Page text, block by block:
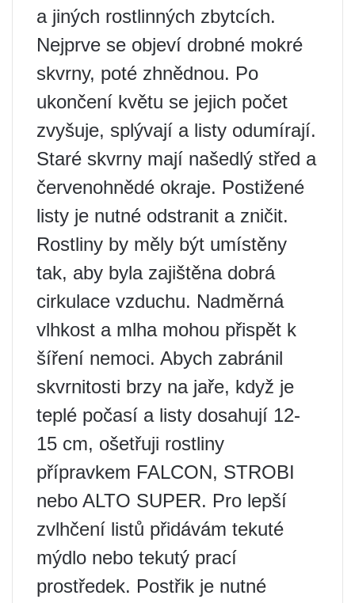
a jiných rostlinných zbytcích.
Nejprve se objeví drobné mokré
skvrny, poté zhnědnou. Po
ukončení květu se jejich počet
zvyšuje, splývají a listy odumírají.
Staré skvrny mají našedlý střed a
červenohnědé okraje. Postižené
listy je nutné odstranit a zničit.
Rostliny by měly být umístěny
tak, aby byla zajištěna dobrá
cirkulace vzduchu. Nadměrná
vlhkost a mlha mohou přispět k
šíření nemoci. Abych zabránil
skvrnitosti brzy na jaře, když je
teplé počasí a listy dosahují 12-
15 cm, ošetřuji rostliny
přípravkem FALCON, STROBI
nebo ALTO SUPER. Pro lepší
zvlhčení listů přidávám tekuté
mýdlo nebo tekutý prací
prostředek. Postřik je nutné